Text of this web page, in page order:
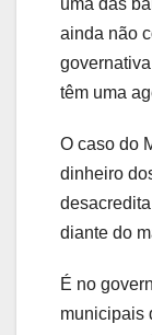
uma das
ainda não
têm uma
O caso do
dinheiro
diante do
É no
municipais